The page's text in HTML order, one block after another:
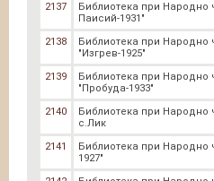
2137
Библиотека при Народно
Паисий-1931"
2138
Библиотека при Народно
"Изгрев-1925"
2139
Библиотека при Народно
"Пробуда-1933"
2140
Библиотека при Народно
с.Лик
2141
Библиотека при Народно
1927"